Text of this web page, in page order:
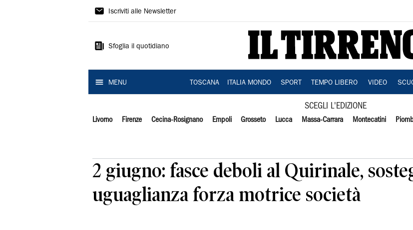
Il
Iscriviti alle Newsletter
Sfoglia il quotidiano
MENU TOSCANA ITALIA MONDO SPORT TEMPO LIBERO VIDEO
SCEGLI L'EDIZIONE
Livorno Firenze Cecina-Rosignano Empoli Grosseto Lucca Massa-Carrara Montecatini
2 giugno: fasce deboli al Quirinale,
uguaglianza forza motrice società